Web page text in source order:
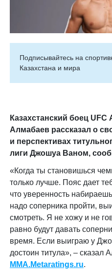
Подписывайтесь на
Казахстана и мира
Казахстанский боец UFC
Алмабаев рассказал о
и перспективах
лиги Джошуа Ваном,
«Когда ты становишься
только лучше. Пояс дает
что уверенность
надо соперника пройти,
смотреть. Я не хожу и не
равно будут давать
время. Если выиграю у
достоин титула», – сказал
MMA.Metaratings.ru.